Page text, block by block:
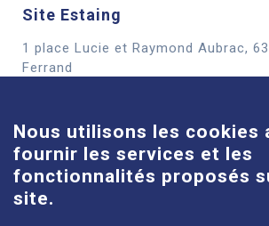
Site Estaing
1 place Lucie et Raymond Aubrac,
Ferrand
Site Louise-Michel
61 route de Châteaugay, 63118
Nous utilisons les cookies
fournir les services et les
fonctionnalités proposés
site.